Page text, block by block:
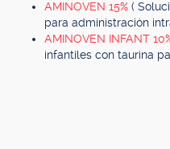
AMINOVEN 15% (
para administración
AMINOVEN INFANT
infantiles con taurina